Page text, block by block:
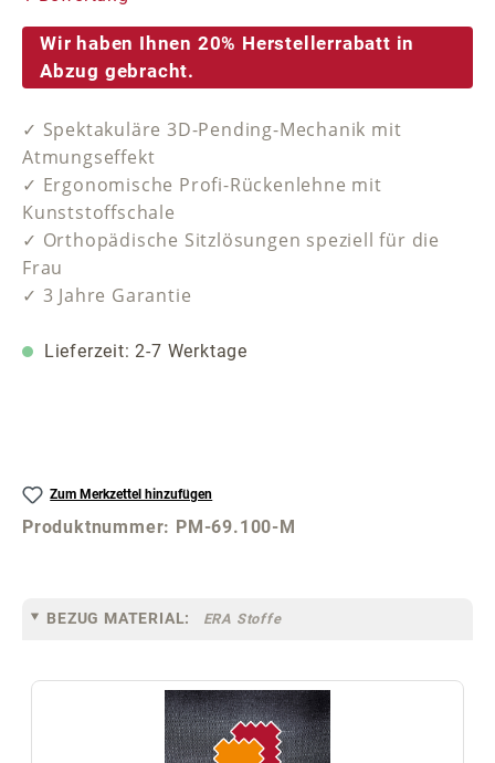
Wir haben Ihnen 20% Herstellerrabatt in
Abzug gebracht.
✓ Spektakuläre 3D-Pending-Mechanik mit
Atmungseffekt
✓ Ergonomische Profi-Rückenlehne mit
Kunststoffschale
✓ Orthopädische Sitzlösungen speziell für die
Frau
✓ 3 Jahre Garantie
Lieferzeit: 2-7 Werktage
Zum Merkzettel hinzufügen
Produktnummer: PM-69.100-M
BEZUG MATERIAL: ERA Stoffe